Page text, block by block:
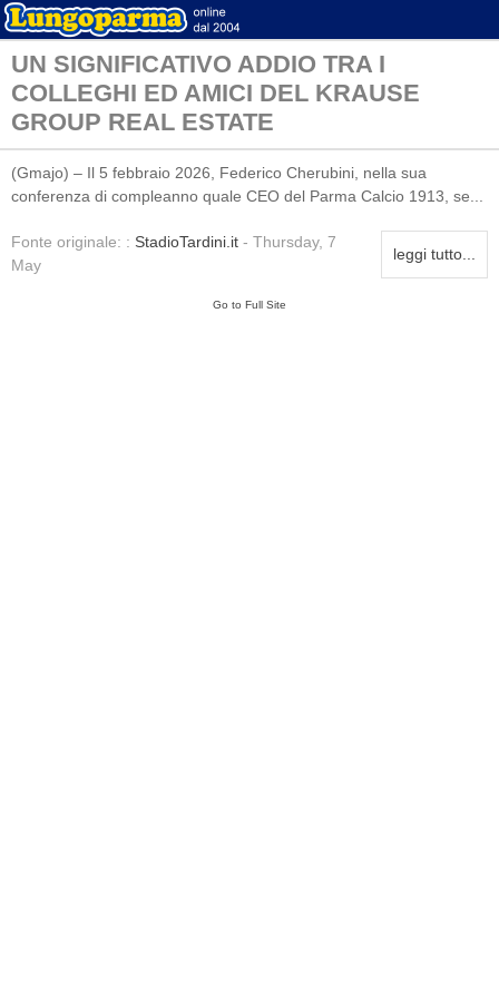
UN SIGNIFICATIVO ADDIO TRA I
COLLEGHI ED AMICI DEL KRAUSE
GROUP REAL ESTATE
(Gmajo) – Il 5 febbraio 2026, Federico Cherubini, nella sua
conferenza di compleanno quale CEO del Parma Calcio 1913, se...
leggi tutto...
Fonte originale: : StadioTardini.it - Thursday, 7
May
Go to Full Site